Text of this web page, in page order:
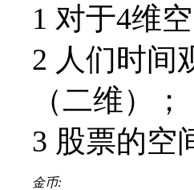
1 对于4维
2 人们时间
（二维）；
3 股票的空
金币: